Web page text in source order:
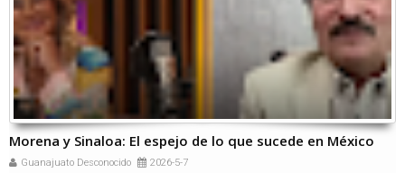
Morena y Sinaloa: El espejo de lo que sucede en México
Guanajuato Desconocido 2026-5-7